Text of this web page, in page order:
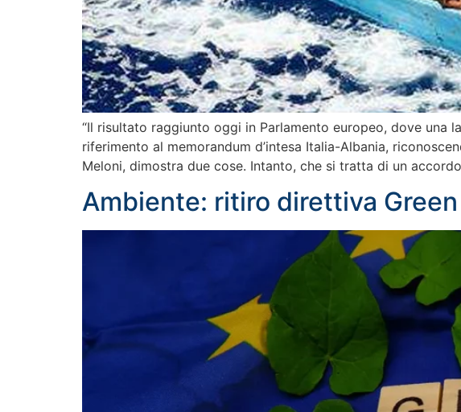
“Il risultato raggiunto oggi in Parlamento europeo, dove una
riferimento al memorandum d’intesa Italia-Albania,
Meloni, dimostra due cose. Intanto, che si tratta di un
Ambiente: ritiro direttiva